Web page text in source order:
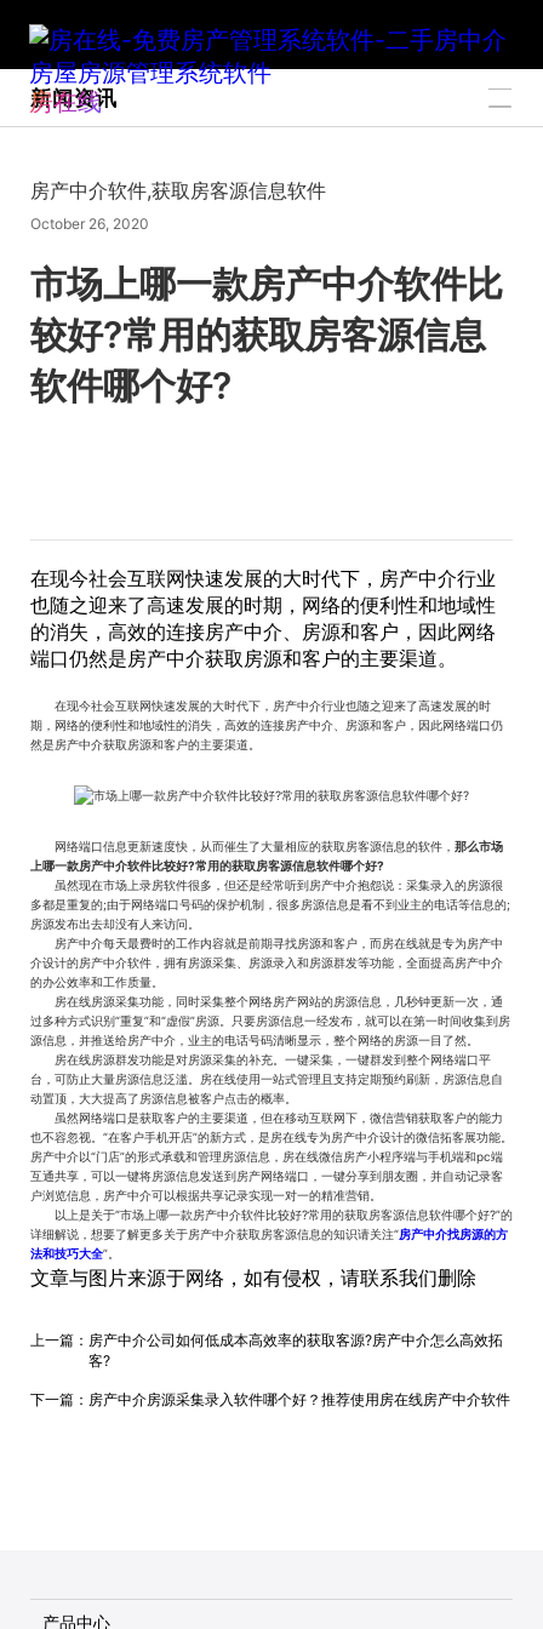
房在线
新闻资讯
房产中介软件,获取房客源信息软件
October 26, 2020
市场上哪一款房产中介软件比
较好?常用的获取房客源信息
软件哪个好?
在现今社会互联网快速发展的大时代下，房产中介行业
也随之迎来了高速发展的时期，网络的便利性和地域性
的消失，高效的连接房产中介、房源和客户，因此网络
端口仍然是房产中介获取房源和客户的主要渠道。
在现今社会互联网快速发展的大时代下，房产中介行业也随之迎来了高速发展的时
期，网络的便利性和地域性的消失，高效的连接房产中介、房源和客户，因此网络端口仍
然是房产中介获取房源和客户的主要渠道。
网络端口信息更新速度快，从而催生了大量相应的获取房客源信息的软件， 那么市场
上哪一款房产中介软件比较好?常用的获取房客源信息软件哪个好?
虽然现在市场上录房软件很多，但还是经常听到房产中介抱怨说：采集录入的房源很
多都是重复的;由于网络端口号码的保护机制，很多房源信息是看不到业主的电话等信息的;
房源发布出去却没有人来访问。
房产中介每天最费时的工作内容就是前期寻找房源和客户，而房在线就是专为房产中
介设计的房产中介软件，拥有房源采集、房源录入和房源群发等功能，全面提高房产中介
的办公效率和工作质量。
房在线房源采集功能，同时采集整个网络房产网站的房源信息，几秒钟更新一次，通
过多种方式识别“重复”和“虚假”房源。只要房源信息一经发布，就可以在第一时间收集到房
源信息，并推送给房产中介，业主的电话号码清晰显示，整个网络的房源一目了然。
房在线房源群发功能是对房源采集的补充。一键采集，一键群发到整个网络端口平
台，可防止大量房源信息泛滥。房在线使用一站式管理且支持定期预约刷新，房源信息自
动置顶，大大提高了房源信息被客户点击的概率。
虽然网络端口是获取客户的主要渠道，但在移动互联网下，微信营销获取客户的能力
也不容忽视。“在客户手机开店”的新方式，是房在线专为房产中介设计的微信拓客展功能。
房产中介以“门店”的形式承载和管理房源信息，房在线微信房产小程序端与手机端和pc端
互通共享，可以一键将房源信息发送到房产网络端口，一键分享到朋友圈，并自动记录客
户浏览信息，房产中介可以根据共享记录实现一对一的精准营销。
以上是关于“市场上哪一款房产中介软件比较好?常用的获取房客源信息软件哪个好?”的
详细解说，想要了解更多关于房产中介获取房客源信息的知识请关注“房产中介找房源的方
法和技巧大全”。
文章与图片来源于网络，如有侵权，请联系我们删除
上一篇： 房产中介公司如何低成本高效率的获取客源?房产中介怎么高效拓
客?
下一篇： 房产中介房源采集录入软件哪个好？推荐使用房在线房产中介软件
产品中心